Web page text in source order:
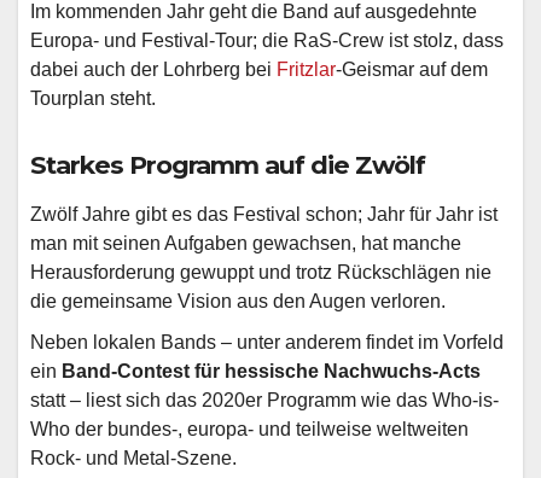
Im kommenden Jahr geht die Band auf ausgedehnte
Europa- und Festival-Tour; die RaS-Crew ist stolz, dass
dabei auch der Lohrberg bei Fritzlar-Geismar auf dem
Tourplan steht.
Starkes Programm auf die Zwölf
Zwölf Jahre gibt es das Festival schon; Jahr für Jahr ist
man mit seinen Aufgaben gewachsen, hat manche
Herausforderung gewuppt und trotz Rückschlägen nie
die gemeinsame Vision aus den Augen verloren.
Neben lokalen Bands – unter anderem findet im Vorfeld
ein Band-Contest für hessische Nachwuchs-Acts
statt – liest sich das 2020er Programm wie das Who-is-
Who der bundes-, europa- und teilweise weltweiten
Rock- und Metal-Szene.